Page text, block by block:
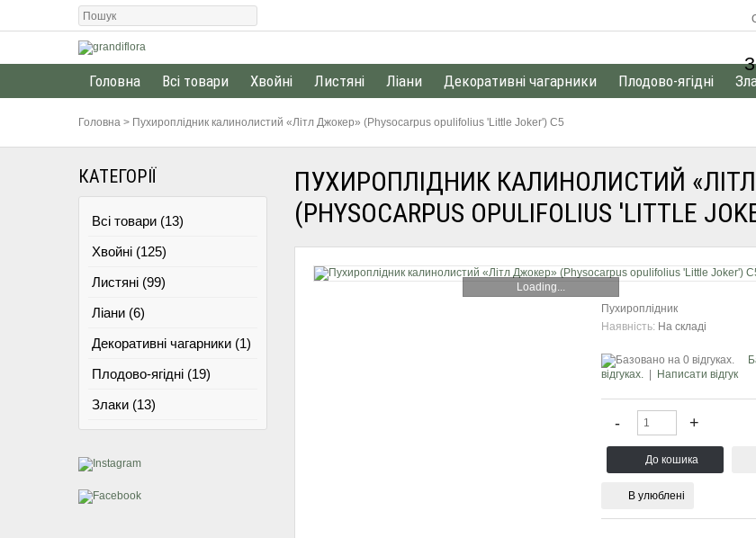
Головна Всі товари Хвойні Листяні Ліани Декоративні чагарники Плодово-ягідні
Головна > Пухироплідник калинолистий «Літл Джокер» (Physocarpus opulifolius 'Little Joker') С5
КАТЕГОРІЇ
Всі товари (13)
Хвойні (125)
Листяні (99)
Ліани (6)
Декоративні чагарники (1)
Плодово-ягідні (19)
Злаки (13)
ПУХИРОПЛІДНИК КАЛИНОЛИСТИЙ
(PHYSOCARPUS OPULIFOLIUS 'LITTLE
Loading...
Пухироплідник
Наявність: На складі
відгуках.
Написати відгук
В улюблені